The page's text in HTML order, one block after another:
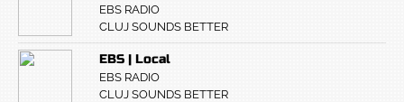
EBS RADIO
CLUJ SOUNDS BETTER
EBS | Local
EBS RADIO
CLUJ SOUNDS BETTER